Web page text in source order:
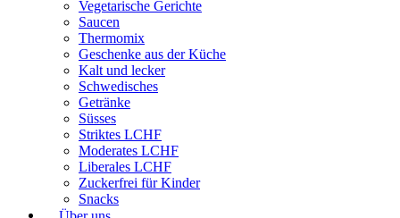
Vegetarische Gerichte
Saucen
Thermomix
Geschenke aus der Küche
Kalt und lecker
Schwedisches
Getränke
Süsses
Striktes LCHF
Moderates LCHF
Liberales LCHF
Zuckerfrei für Kinder
Snacks